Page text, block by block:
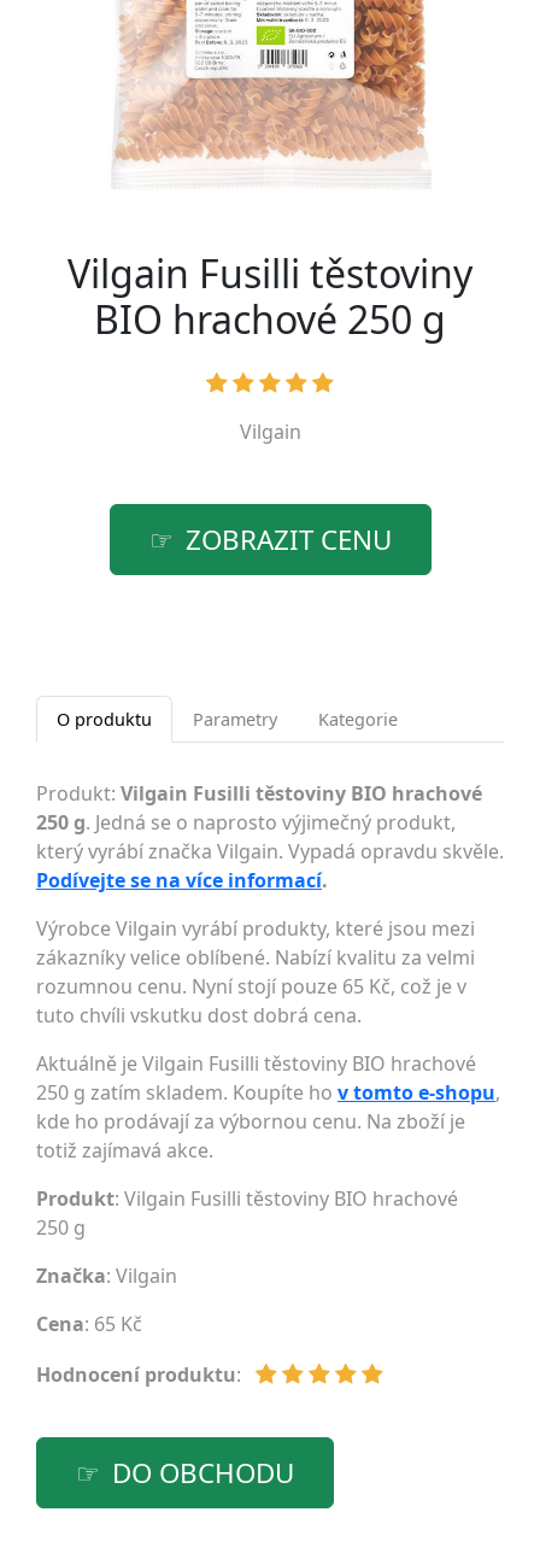
Vilgain Fusilli těstoviny
BIO hrachové 250 g
Vilgain
ZOBRAZIT CENU
O produktu Parametry Kategorie
Produkt: Vilgain Fusilli těstoviny BIO hrachové
250 g. Jedná se o naprosto výjimečný produkt,
který vyrábí značka Vilgain. Vypadá opravdu skvěle.
Podívejte se na více informací.
Výrobce Vilgain vyrábí produkty, které jsou mezi
zákazníky velice oblíbené. Nabízí kvalitu za velmi
rozumnou cenu. Nyní stojí pouze 65 Kč, což je v
tuto chvíli vskutku dost dobrá cena.
Aktuálně je Vilgain Fusilli těstoviny BIO hrachové
250 g zatím skladem. Koupíte ho v tomto e-shopu,
kde ho prodávají za výbornou cenu. Na zboží je
totiž zajímavá akce.
Produkt: Vilgain Fusilli těstoviny BIO hrachové
250 g
Značka: Vilgain
Cena: 65 Kč
Hodnocení produktu:
DO OBCHODU